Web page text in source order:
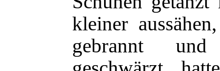
kleiner
gebrannt